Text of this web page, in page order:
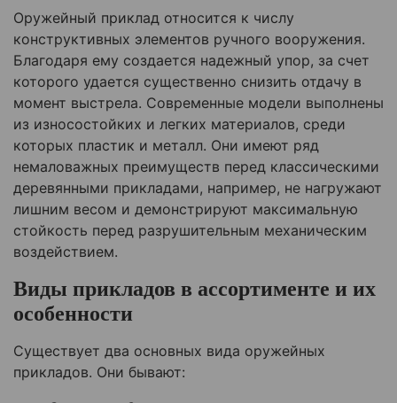
Оружейный приклад относится к числу
конструктивных элементов ручного вооружения.
Благодаря ему создается надежный упор, за счет
которого удается существенно снизить отдачу в
момент выстрела. Современные модели выполнены
из износостойких и легких материалов, среди
которых пластик и металл. Они имеют ряд
немаловажных преимуществ перед классическими
деревянными прикладами, например, не нагружают
лишним весом и демонстрируют максимальную
стойкость перед разрушительным механическим
воздействием.
Виды прикладов в ассортименте и их
особенности
Существует два основных вида оружейных
прикладов. Они бывают: